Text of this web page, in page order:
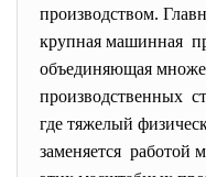
производством.
крупная машинная
объединяющая
производственных
где тяжелый
заменяется работой